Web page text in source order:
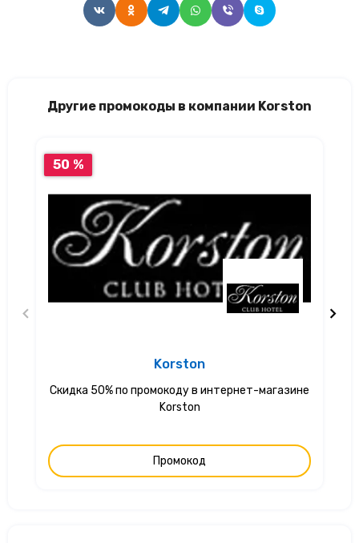
Другие промокоды в компании Korston
50 %
Korston
Скидка 50% по промокоду в интернет-магазине
Korston
Промокод